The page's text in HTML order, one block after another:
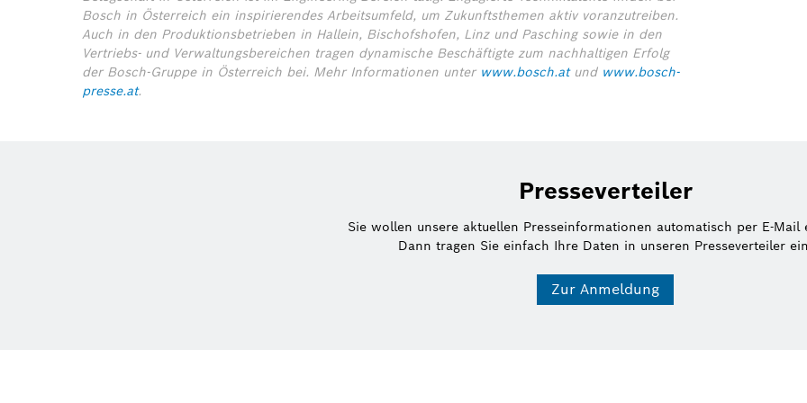
Bosch in Österreich ein inspirierendes Arbeitsumfeld, um Zukunftsthemen aktiv voranzutreiben.
Auch in den Produktionsbetrieben in Hallein, Bischofshofen, Linz und Pasching sowie in den
Vertriebs- und Verwaltungsbereichen tragen dynamische Beschäftigte zum nachhaltigen Erfolg
der Bosch-Gruppe in Österreich bei. Mehr Informationen unter www.bosch.atund www.bosch-
presse.at.
Presseverteiler
Sie wollen unsere aktuellen Presseinformationen automatisch per E-Mail
Dann tragen Sie einfach Ihre Daten in unseren Presseverteiler
Zur Anmeldung